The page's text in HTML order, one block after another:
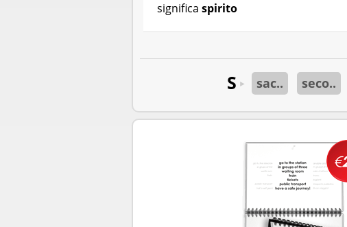
significa spirito
S ► sac.. seco..